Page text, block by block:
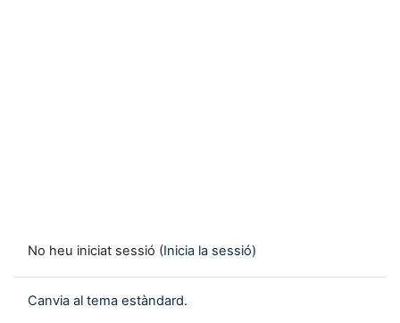
No heu iniciat sessió (Inicia la sessió)
Canvia al tema estàndard.